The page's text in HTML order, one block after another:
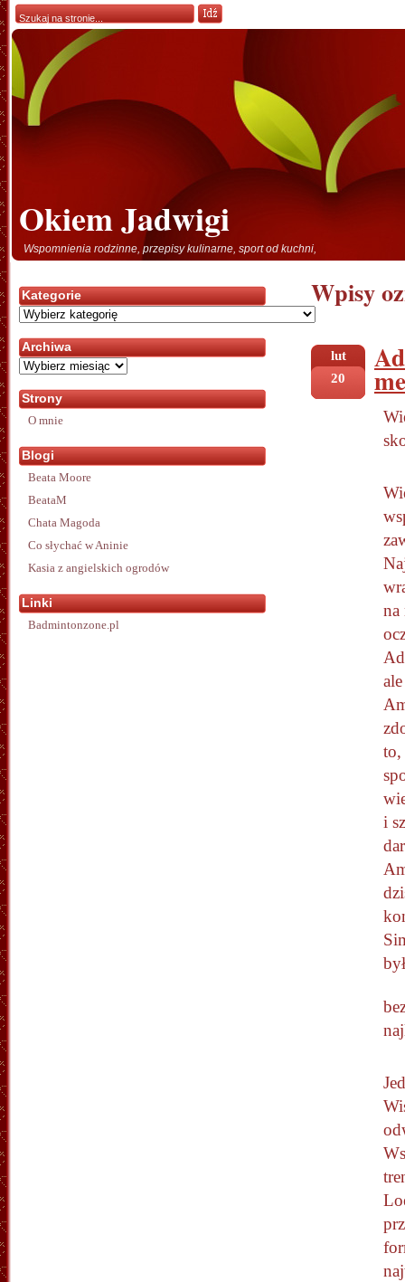
Okiem Jadwigi
Wspomnienia rodzinne, przepisy kulinarne, sport od kuchni,
Wpisy
lut
20
na
to,
i
był
Kategorie
Kategorie
Archiwa
Archiwa
Strony
O mnie
Blogi
Beata Moore
BeataM
Chata Magoda
Co słychać w Aninie
Kasia z angielskich ogrodów
Linki
Badmintonzone.pl